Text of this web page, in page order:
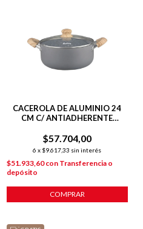
CACEROLA DE ALUMINIO 24
CM C/ ANTIADHERENTE
$57.704,00
6 x $9.617,33 sin interés
$51.933,60con Transferencia o
depósito
COMPRAR